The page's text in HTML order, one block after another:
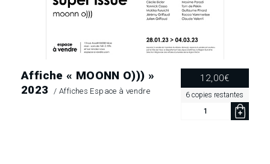
Affiche « MOONN O))) »
2023
/Affiches Espace à vendre
12,00€
6 copies restantes
quantité